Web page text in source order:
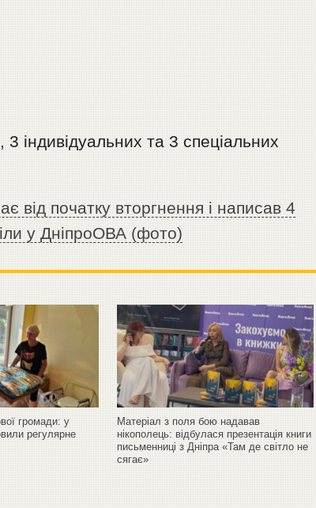
індивідуальних та 3 спеціальних
від початку вторгнення і написав 4
у ДніпроОВА (фото)
громади: у
регулярне
Матеріал з поля бою надавав
нікополець: відбулася презентація книги
письменниці з Дніпра «Там де світло не
сягає»